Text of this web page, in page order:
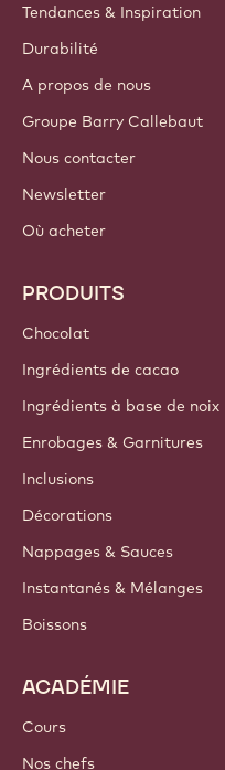
Tendances & Inspiration
Durabilité
A propos de nous
Groupe Barry Callebaut
Nous contacter
Newsletter
Où acheter
PRODUITS
Chocolat
Ingrédients de cacao
Ingrédients à base de noix
Enrobages & Garnitures
Inclusions
Décorations
Nappages & Sauces
Instantanés & Mélanges
Boissons
ACADÉMIE
Cours
Nos chefs